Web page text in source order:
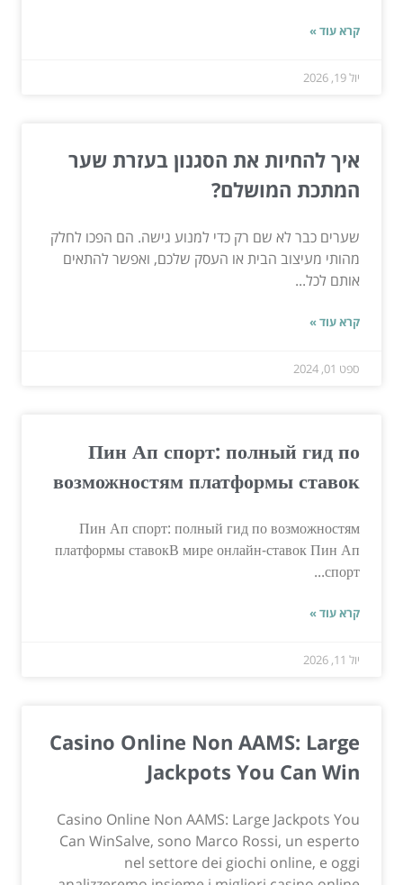
קרא עוד »
יול 19, 2026
איך להחיות את הסגנון בעזרת שער
המתכת המושלם?
שערים כבר לא שם רק כדי למנוע גישה. הם הפכו לחלק
מהותי מעיצוב הבית או העסק שלכם, ואפשר להתאים
אותם לכל...
קרא עוד »
ספט 01, 2024
Пин Ап спорт: полный гид по
возможностям платформы ставок
Пин Ап спорт: полный гид по возможностям
платформы ставокВ мире онлайн-ставок Пин Ап
спорт...
קרא עוד »
יול 11, 2026
Casino Online Non AAMS: Large
Jackpots You Can Win
Casino Online Non AAMS: Large Jackpots You
Can WinSalve, sono Marco Rossi, un esperto
nel settore dei giochi online, e oggi